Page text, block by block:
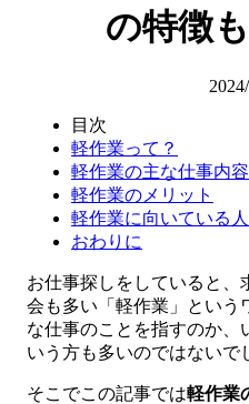
の特徴
目次
軽作業って？
軽作業の主な仕事内容
軽作業のメリット
軽作業に向いている
おわりに
お仕事探しをしていると、
会も多い「軽作業」という
な仕事のことを指すのか
いう方も多いのではないで
そこでこの記事では軽作業